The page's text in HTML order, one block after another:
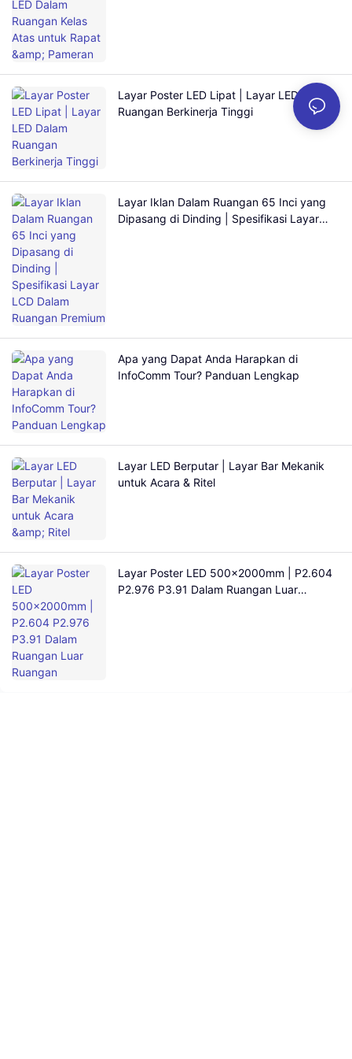
Layar Poster LED Lipat | Layar LED Dalam
Ruangan Berkinerja Tinggi
Layar Iklan Dalam Ruangan 65 Inci yang
Dipasang di Dinding | Spesifikasi Layar
Apa yang Dapat Anda Harapkan di
InfoComm Tour? Panduan Lengkap
Layar LED Berputar | Layar Bar Mekanik
untuk Acara & Ritel
Layar Poster LED 500×2000mm | P2.604
P2.976 P3.91 Dalam Ruangan Luar